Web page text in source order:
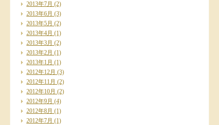
2013年7月 (2)
2013年6月 (3)
2013年5月 (2)
2013年4月 (1)
2013年3月 (2)
2013年2月 (1)
2013年1月 (1)
2012年12月 (3)
2012年11月 (2)
2012年10月 (2)
2012年9月 (4)
2012年8月 (1)
2012年7月 (1)